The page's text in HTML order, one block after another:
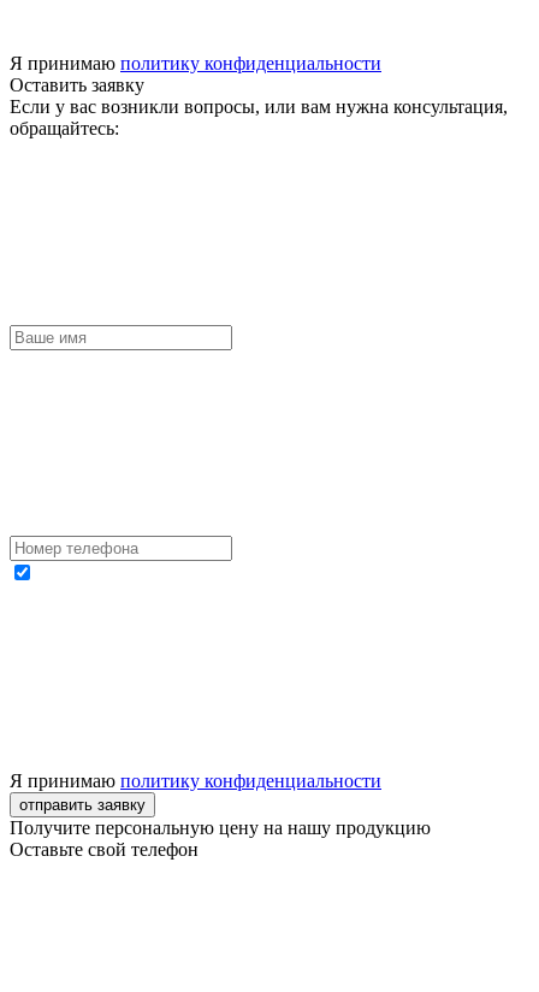
Я принимаю политику конфиденциальности
Оставить заявку
Если у вас возникли вопросы, или вам нужна консультация,
обращайтесь:
Я принимаю политику конфиденциальности
отправить заявку
Получите персональную цену на нашу продукцию
Оставьте свой телефон